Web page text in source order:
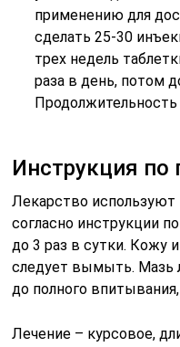
применению для
сделать 25-30
трех недель
раза в день, потом
Продолжительность
Инструкция
Лекарство
согласно инструкции
до 3 раз в сутки. Кожу
следует вымыть. Мазь
до полного
Лечение – курсовое,